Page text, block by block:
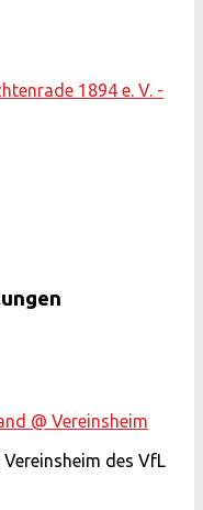
@ Vereinsheim
Vereinsheim des VfL